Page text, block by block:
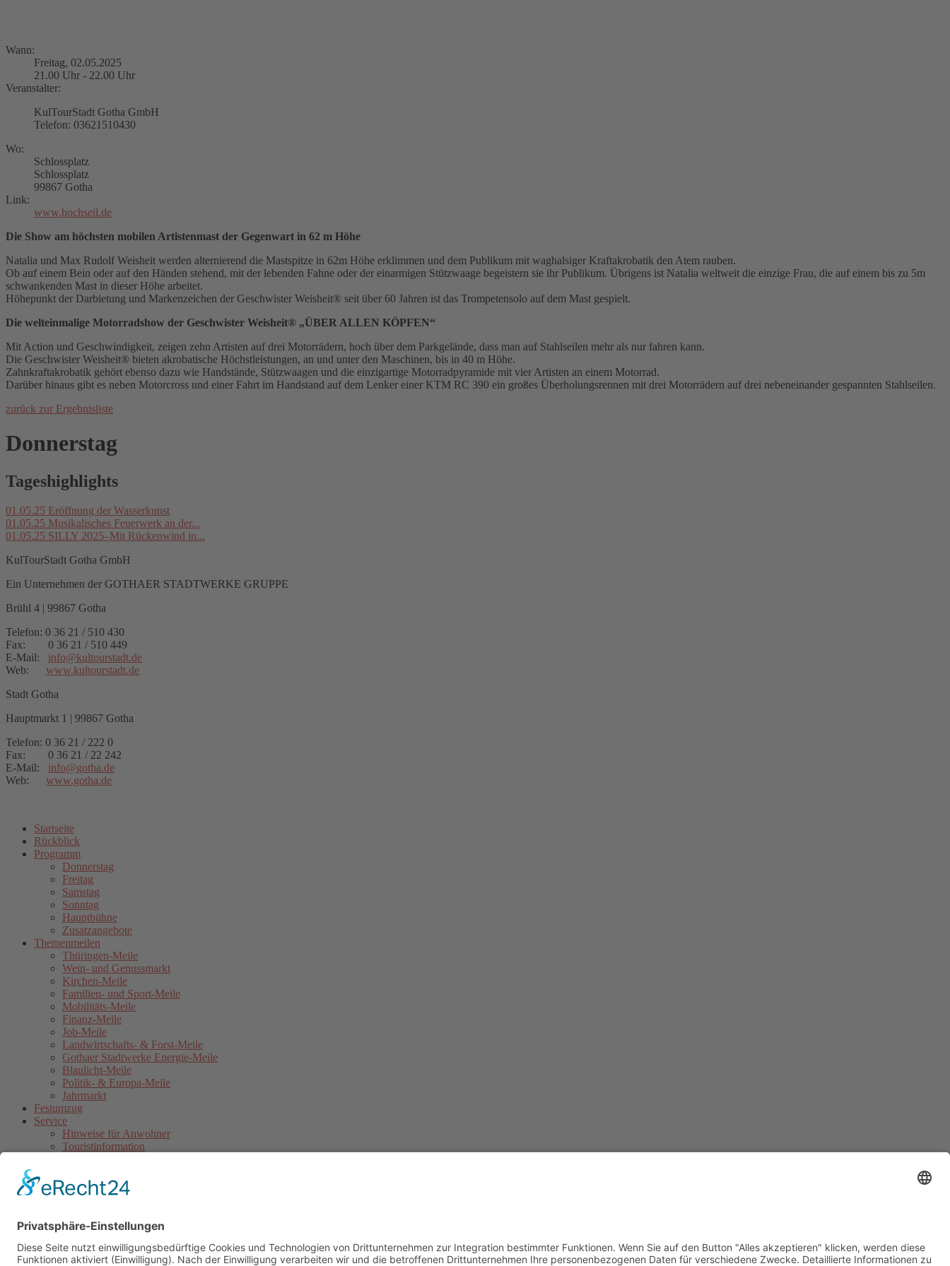
Wann:
Freitag, 02.05.2025
21.00 Uhr - 22.00 Uhr
Veranstalter:
KulTourStadt Gotha GmbH
Telefon: 03621510430
Wo:
Schlossplatz
Schlossplatz
99867 Gotha
Link:
www.hochseil.de
Die Show am höchsten mobilen Artistenmast der Gegenwart in 62 m Höhe
Natalia und Max Rudolf Weisheit werden alternierend die Mastspitze in 62m Höhe erklimmen und dem Publikum mit waghalsiger Kraftakrobatik den Atem rauben.
Ob auf einem Bein oder auf den Händen stehend, mit der lebenden Fahne oder der einarmigen Stützwaage begeistern sie ihr Publikum. Übrigens ist Natalia weltweit die einzige Frau, die auf einem bis zu 5m
schwankenden Mast in dieser Höhe arbeitet.
Höhepunkt der Darbietung und Markenzeichen der Geschwister Weisheit® seit über 60 Jahren ist das Trompetensolo auf dem Mast gespielt.
Die welteinmalige Motorradshow der Geschwister Weisheit® „ÜBER ALLEN KÖPFEN“
Mit Action und Geschwindigkeit, zeigen zehn Artisten auf drei Motorrädern, hoch über dem Parkgelände, dass man auf Stahlseilen mehr als nur fahren kann.
Die Geschwister Weisheit® bieten akrobatische Höchstleistungen, an und unter den Maschinen, bis in 40 m Höhe.
Zahnkraftakrobatik gehört ebenso dazu wie Handstände, Stützwaagen und die einzigartige Motorradpyramide mit vier Artisten an einem Motorrad.
Darüber hinaus gibt es neben Motorcross und einer Fahrt im Handstand auf dem Lenker einer KTM RC 390 ein großes Überholungsrennen mit drei Motorrädern auf drei nebeneinander gespannten Stahlseilen.
zurück zur Ergebnisliste
Donnerstag
Tageshighlights
01.05.25 Eröffnung der Wasserkunst
01.05.25 Musikalisches Feuerwerk an der...
01.05.25 SILLY 2025–Mit Rückenwind in...
KulTourStadt Gotha GmbH
Ein Unternehmen der GOTHAER STADTWERKE GRUPPE
Brühl 4 | 99867 Gotha
Telefon: 0 36 21 / 510 430
Fax: 0 36 21 / 510 449
E-Mail: info@kultourstadt.de
Web: www.kultourstadt.de
Stadt Gotha
Hauptmarkt 1 | 99867 Gotha
Telefon: 0 36 21 / 222 0
Fax: 0 36 21 / 22 242
E-Mail: info@gotha.de
Web: www.gotha.de
Startseite
Rückblick
Programm
Donnerstag
Freitag
Samstag
Sonntag
Hauptbühne
Zusatzangebote
Themenmeilen
Thüringen-Meile
Wein- und Genussmarkt
Kirchen-Meile
Familien- und Sport-Meile
Mobilitäts-Meile
Finanz-Meile
Job-Meile
Landwirtschafts- & Forst-Meile
Gothaer Stadtwerke Energie-Meile
Blaulicht-Meile
Politik- & Europa-Meile
Jahrmarkt
Festumzug
Service
Hinweise für Anwohner
Touristinformation
Veranstaltungsordnung
Kontakt
Barrierefreie Karte
Sponsoren
Pressebereich